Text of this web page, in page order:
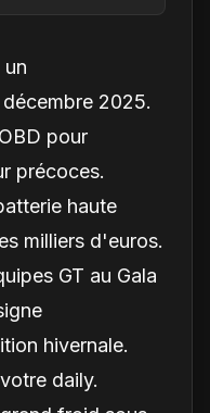
2025.
pour
précoces.
haute
milliers d'euros.
GT au Gala
hivernale.
daily.